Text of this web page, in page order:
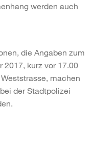
werden auch
die Angaben zum
2017, kurz vor 17.00
machen
der Stadtpolizei